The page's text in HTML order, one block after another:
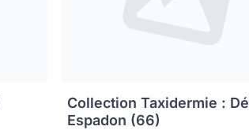
Collection Taxidermie :
Espadon (66)